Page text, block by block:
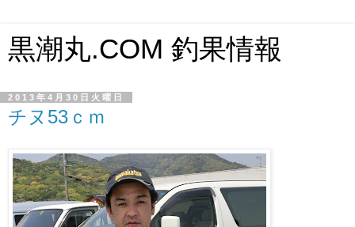
黒潮丸.COM 釣果情報
2013年4月30日火曜日
チヌ53ｃｍ